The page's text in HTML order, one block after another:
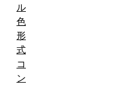
ル
色
形
式
コ
ン